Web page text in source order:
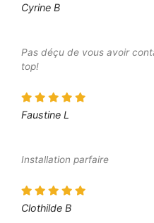
Cyrine B
Pas déçu de vous avoir
top!
Faustine L
Installation parfaire
Clothilde B